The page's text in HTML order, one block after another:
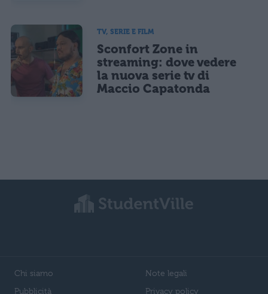
TV, SERIE E FILM
Sconfort Zone in
streaming: dove vedere
la nuova serie tv di
Maccio Capatonda
Chi siamo
Pubblicità
Note legali
Privacy policy